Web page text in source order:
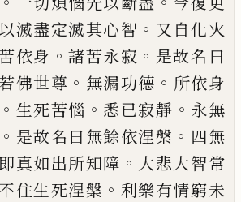
以滅盡定滅其心智 。 又自化火
依身 。諸苦永寂 。 是故名曰
佛世尊 。 無漏功德 。 所依身
。 生死苦惱 。 悉已寂靜 。 永無
。 是故名曰無餘依涅槃 。 四無
真如出所知障 。 大悲大智常
住生死涅槃 。 利樂有情窮未